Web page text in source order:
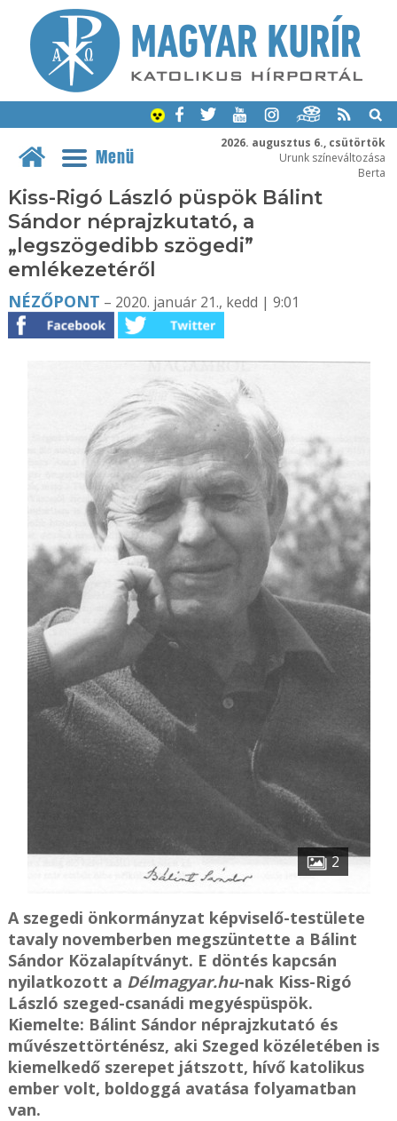
2026. augusztus 6., csütörtök
Urunk színeváltozása
Berta
Menü
Kiss-Rigó László püspök Bálint
Sándor néprajzkutató, a
„legszögedibb szögedi”
emlékezetéről
NÉZŐPONT – 2020. január 21., kedd | 9:01
2
A szegedi önkormányzat képviselő-testülete
tavaly novemberben megszüntette a Bálint
Sándor Közalapítványt. E döntés kapcsán
nyilatkozott a Délmagyar.hu-nak Kiss-Rigó
László szeged-csanádi megyéspüspök.
Kiemelte: Bálint Sándor néprajzkutató és
művészettörténész, aki Szeged közéletében is
kiemelkedő szerepet játszott, hívő katolikus
ember volt, boldoggá avatása folyamatban
van.